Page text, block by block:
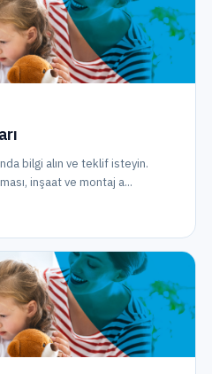
bilgi alın ve teklif isteyin.
inşaat ve montaj a...